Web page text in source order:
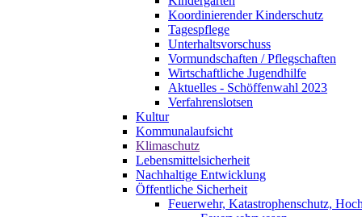
Koordinierender Kinderschutz
Tagespflege
Unterhaltsvorschuss
Vormundschaften / Pflegschaften
Wirtschaftliche Jugendhilfe
Aktuelles - Schöffenwahl 2023
Verfahrenslotsen
Kultur
Kommunalaufsicht
Klimaschutz
Lebensmittelsicherheit
Nachhaltige Entwicklung
Öffentliche Sicherheit
Feuerwehr, Katastrophenschutz,